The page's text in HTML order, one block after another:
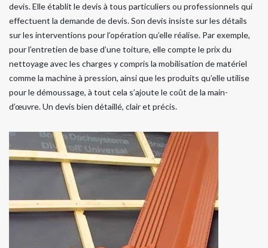
devis. Elle établit le devis à tous particuliers ou professionnels qui
effectuent la demande de devis. Son devis insiste sur les détails
sur les interventions pour l’opération qu’elle réalise. Par exemple,
pour l’entretien de base d’une toiture, elle compte le prix du
nettoyage avec les charges y compris la mobilisation de matériel
comme la machine à pression, ainsi que les produits qu’elle utilise
pour le démoussage, à tout cela s’ajoute le coût de la main-
d’œuvre. Un devis bien détaillé, clair et précis.